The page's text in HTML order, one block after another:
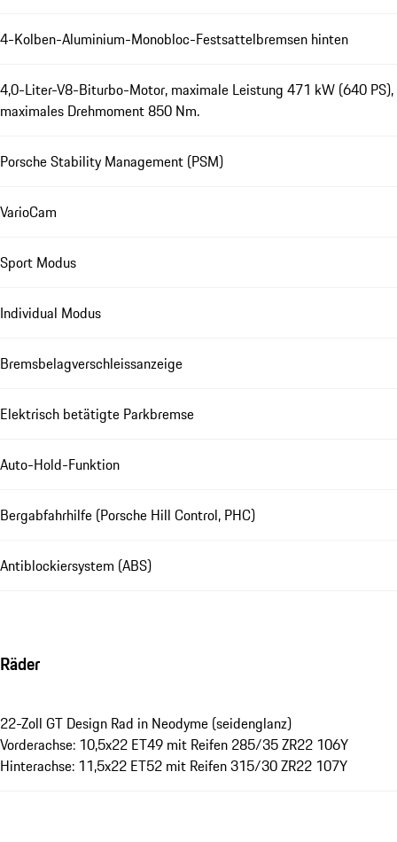
4-Kolben-Aluminium-Monobloc-Festsattelbremsen hinten
4,0-Liter-V8-Biturbo-Motor, maximale Leistung 471 kW (640 PS),
maximales Drehmoment 850 Nm.
Porsche Stability Management (PSM)
VarioCam
Sport Modus
Individual Modus
Bremsbelagverschleissanzeige
Elektrisch betätigte Parkbremse
Auto-Hold-Funktion
Bergabfahrhilfe (Porsche Hill Control, PHC)
Antiblockiersystem (ABS)
Räder
22-Zoll GT Design Rad in Neodyme (seidenglanz)
Vorderachse: 10,5x22 ET49 mit Reifen 285/35 ZR22 106Y
Hinterachse: 11,5x22 ET52 mit Reifen 315/30 ZR22 107Y